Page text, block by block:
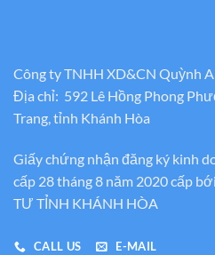
Công ty TNHH XD&CN Quỳnh
Địa chỉ: 592 Lê Hồng Phong
Trang, tỉnh Khánh Hòa
Giấy chứng nhận đăng ký kinh
cấp 28 tháng 8 năm 2020 cấp
TƯ TỈNH KHÁNH HÒA
CALL US E-MAIL